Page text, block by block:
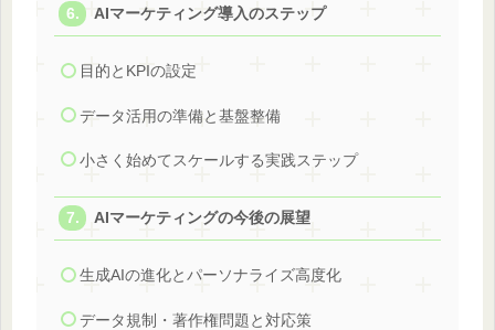
AIマーケティング導入のステップ
目的とKPIの設定
データ活用の準備と基盤整備
小さく始めてスケールする実践ステップ
AIマーケティングの今後の展望
生成AIの進化とパーソナライズ高度化
データ規制・著作権問題と対応策